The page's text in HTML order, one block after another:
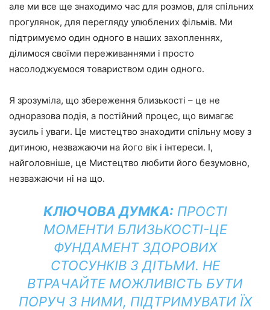
але ми все ще знаходимо час для розмов, для спільних
прогулянок, для перегляду улюблених фільмів. Ми
підтримуємо один одного в наших захопленнях,
ділимося своїми переживаннями і просто
насолоджуємося товариством один одного.
Я зрозуміла, що збереження близькості – це не
одноразова подія, а постійний процес, що вимагає
зусиль і уваги. Це мистецтво знаходити спільну мову з
дитиною, незважаючи на його вік і інтереси. І,
найголовніше, це Мистецтво любити його безумовно,
незважаючи ні на що.
КЛЮЧОВА ДУМКА: ПРОСТІ
МОМЕНТИ БЛИЗЬКОСТІ-ЦЕ
ФУНДАМЕНТ ЗДОРОВИХ
СТОСУНКІВ З ДІТЬМИ. НЕ
ВТРАЧАЙТЕ МОЖЛИВІСТЬ БУТИ
ПОРУЧ З НИМИ, ПІДТРИМУВАТИ ЇХ